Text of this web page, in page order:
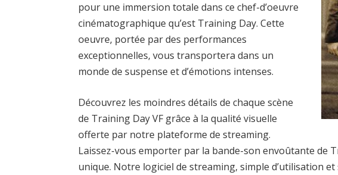
pour une immersion totale dans ce chef-d’oeuvre
cinématographique qu’est Training Day. Cette
oeuvre, portée par des performances
exceptionnelles, vous transportera dans un
monde de suspense et d’émotions intenses.
Découvrez les moindres détails de chaque scène
de Training Day VF grâce à la qualité visuelle
offerte par notre plateforme de streaming.
Laissez-vous emporter par la bande-son envoûtante de
unique. Notre logiciel de streaming, simple d’utilisation